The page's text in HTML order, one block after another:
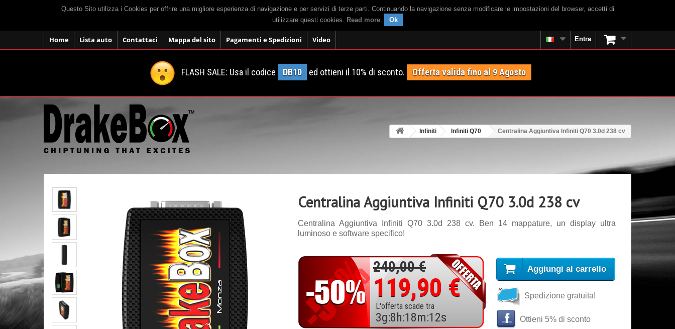
Questo Sito utilizza i Cookies per offrire una migliore esperienza di navigazione e per servizi di terze parti. Continuando la navigazione senza modificare le impostazioni del browser, accetti di
utilizzare questi cookies. Read more. Ok
Home Lista auto Contattaci Mappa del sito Pagamenti e Spedizioni Video Entra
FLASH SALE: Usa il codice DB10 ed ottieni il 10% di sconto. Offerta valida fino al 9 Agosto
Infiniti Infiniti Q70 Centralina Aggiuntiva Infiniti Q70 3.0d 238 cv
Centralina Aggiuntiva Infiniti Q70 3.0d 238 cv
Centralina Aggiuntiva Infiniti Q70 3.0d 238 cv. Ben 14 mappature, un display ultra
luminoso e software specifico!
240,00 €
119,90 €
L'offerta scade tra
3g:8 h:18m:10s
Aggiungi al carrello
Spedizione gratuita!
Ottieni 5% di sconto